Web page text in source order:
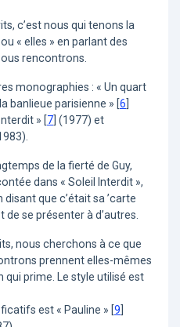
c’est nous qui tenons la
« elles » en parlant des
rencontrons.
monographies : « Un quart
banlieue parisienne » [6
» [7 (1977) et
de la fierté de Guy,
dans « Soleil Interdit »,
que c’était sa ’carte
de se présenter à d’autres.
nous cherchons à ce que
prennent elles-mêmes
qui prime. Le style utilisé est
est « Pauline » [9